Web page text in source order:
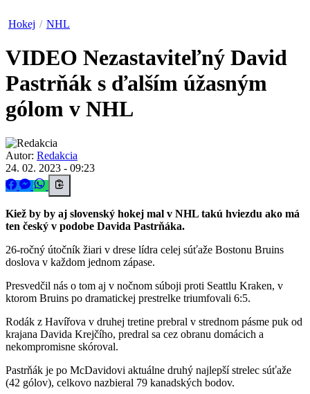
Hokej / NHL
VIDEO Nezastaviteľný David
Pastrňák s ďalším úžasným
gólom v NHL
Autor: Redakcia
24. 02. 2023 - 09:23
Kiež by by aj slovenský hokej mal v NHL takú hviezdu ako má
ten český v podobe Davida Pastrňáka.
26-ročný útočník žiari v drese lídra celej súťaže Bostonu Bruins
doslova v každom jednom zápase.
Presvedčil nás o tom aj v nočnom súboji proti Seattlu Kraken, v
ktorom Bruins po dramatickej prestrelke triumfovali 6:5.
Rodák z Havířova v druhej tretine prebral v strednom pásme puk od
krajana Davida Krejčího, predral sa cez obranu domácich a
nekompromisne skóroval.
Pastrňák je po McDavidovi aktuálne druhý najlepší strelec súťaže
(42 gólov), celkovo nazbieral 79 kanadských bodov.